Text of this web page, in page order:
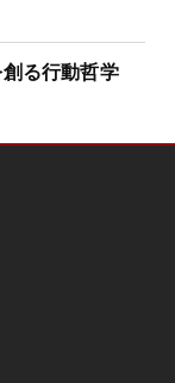
る行動哲学